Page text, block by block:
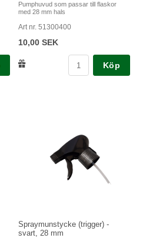
Pumphuvud som passar till flaskor
med 28 mm hals
Art nr. 51300400
10,00 SEK
Köp
Spraymunstycke (trigger) -
svart, 28 mm